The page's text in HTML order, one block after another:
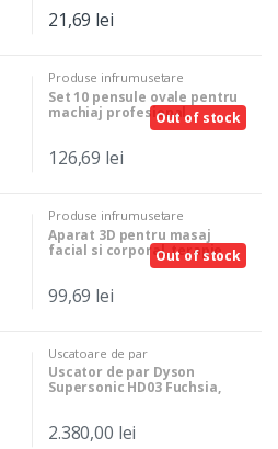
21,69 lei
Produse infrumusetare
Set 10 pensule ovale pentru
machiaj profesional,Out of stock
126,69 lei
Produse infrumusetare
Aparat 3D pentru masaj
facial si corporal, terapie
prin vibratii, Negru
Out of stock
99,69 lei
Uscatoare de par
Uscator de par Dyson
Supersonic HD03 Fuchsia,
accesorii, BBL1716
2.380,00 lei